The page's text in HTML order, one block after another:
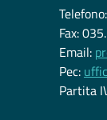
Fax:
Email:
Pec:
Partita